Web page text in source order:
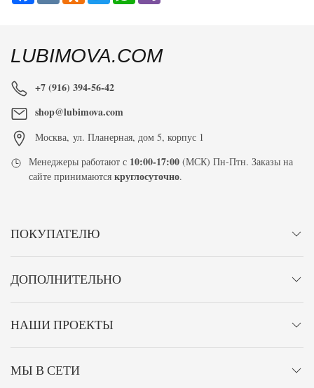
LUBIMOVA.COM
+7 (916) 394-56-42
shop@lubimova.com
Москва, ул. Планерная, дом 5, корпус 1
Менеджеры работают с 10:00-17:00 (МСК) Пн-Птн. Заказы на
сайте принимаютсякруглосуточно.
ПОКУПАТЕЛЮ
ДОПОЛНИТЕЛЬНО
НАШИ ПРОЕКТЫ
МЫ В СЕТИ